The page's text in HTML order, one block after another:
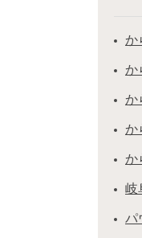
か
か
か
か
か
岐
パ